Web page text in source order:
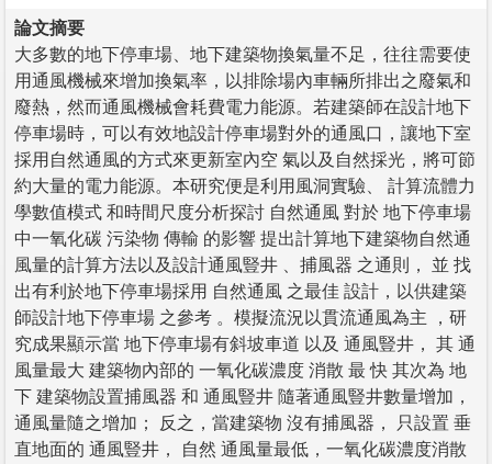
論文摘要
大多數的地下停車場、地下建築物換氣量不足，往往需要使
用通風機械來增加換氣率，以排除場內車輛所排出之廢氣和
廢熱，然而通風機械會耗費電力能源。若建築師在設計地下
停車場時，可以有效地設計停車場對外的通風口，讓地下室
採用自然通風的方式來更新室內空 氣以及自然採光，將可節
約大量的電力能源。本研究便是利用風洞實驗、 計算流體力
學數值模式 和時間尺度分析探討 自然通風 對於 地下停車場
中一氧化碳 污染物 傳輸 的影響 提出計算地下建築物自然通
風量的計算方法以及設計通風豎井 、捕風器 之通則， 並 找
出有利於地下停車場採用 自然通風 之最佳 設計，以供建築
師設計地下停車場 之參考 。模擬流況以貫流通風為主 ，研
究成果顯示當 地下停車場有斜坡車道 以及 通風豎井， 其 通
風量最大 建築物內部的 一氧化碳濃度 消散 最 快 其次為 地
下 建築物設置捕風器 和 通風豎井 隨著通風豎井數量增加，
通風量隨之增加； 反之，當建築物 沒有捕風器， 只設置 垂
直地面的 通風豎井， 自然 通風量最低，一氧化碳濃度消散